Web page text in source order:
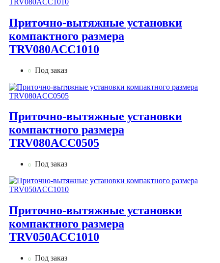
Приточно-вытяжные установки
компактного размера
TRV080ACC1010
Под заказ
Приточно-вытяжные установки
компактного размера
TRV080ACC0505
Под заказ
Приточно-вытяжные установки
компактного размера
TRV050ACC1010
Под заказ